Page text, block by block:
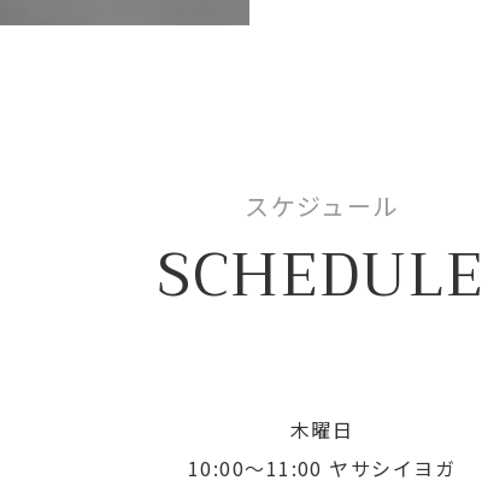
スケジュール
SCHEDULE
木曜日
10:00〜11:00 ヤサシイヨガ